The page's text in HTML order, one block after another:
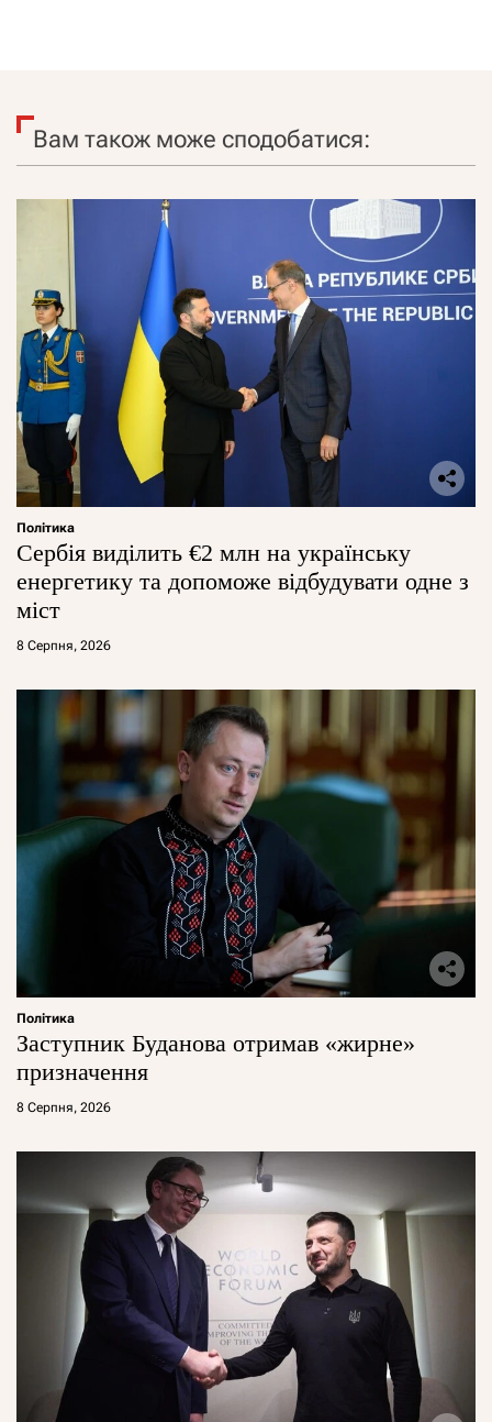
Вам також може сподобатися:
Політика
Сербія виділить €2 млн на українську
енергетику та допоможе відбудувати одне з
міст
8 Серпня, 2026
Політика
Заступник Буданова отримав «жирне»
призначення
8 Серпня, 2026